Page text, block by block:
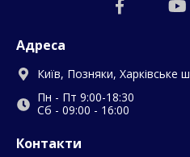
Адреса
Київ, Позняки, Харківське
Пн - Пт 9:00-18:30
Сб - 09:00 - 16:00
Контакти